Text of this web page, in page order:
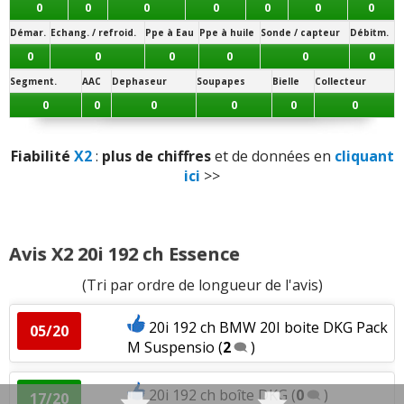
Fiabilité:1aime
Service après vente:1 n'aime pas
Automatique 7 vitesses
- (boîte robotisée double embrayage DKG)
Automatique8 vitesses
- (boîte auto Steptronic à convertisseur)
Jantes disponibles de série :
18 pouces
- (225/50 R 18)
- (225/45 R 19:Roulis maitrisé/Jantes exposées aux
trottoirs / Confort dégradé)
0 0 0 0 0 0 0
Démar. Echang. / refroid. Ppe à Eau Ppe à huile Sonde / capteur Débitm.
0 0 0 0 0 0
Segment. AAC Dephaseur Soupapes Bielle Collecteur
0 0 0 0 0 0
Fiabilité X2: plus de chiffreset de données en cliquant
ici >>
Avis X2 20i 192 ch Essence
(Tri par ordre de longueur de l'avis)
05/20
20i 192 ch BMW 20I boite DKG Pack
M Suspensio (2 )
17/20 20i 192 ch boîte DKG (0 )